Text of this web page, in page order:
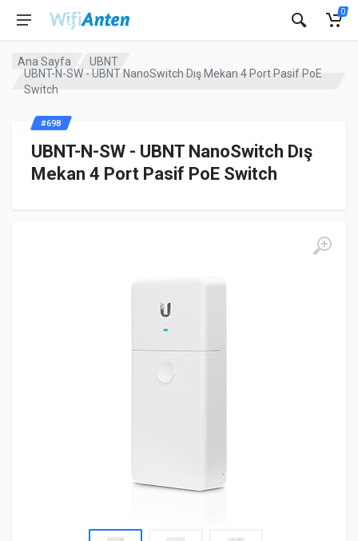
0
Ana Sayfa
UBNT
UBNT-N-SW - UBNT NanoSwitch Dış Mekan 4 Port Pasif PoE
Switch
UBNT-N-SW - UBNT NanoSwitch Dış
Mekan 4 Port Pasif PoE Switch
#698